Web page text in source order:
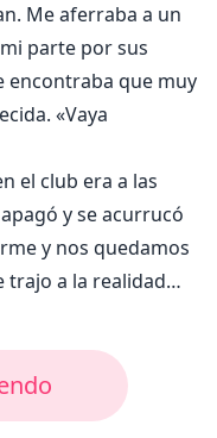
Me aferraba a un
parte por sus
encontraba que muy
«Vaya
el club era a las
y se acurrucó
y nos quedamos
trajo a la realidad…